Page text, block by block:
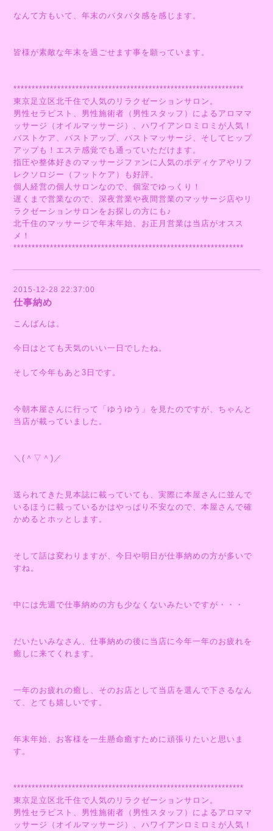
なんて方もいて、年末のバタバタ感を感じます。
皆様が素敵な年末を過ごせます事を願っています。
***************************************************************
東京足立区北千住で人気のリラクゼーションサロン。
男性セラピスト、男性施術者（男性スタッフ）によるアロママ
ッサージ（オイルマッサージ）、ハワイアンロミロミが人気！
バストケア、バストアップ、バストマッサージ、そしてヒップ
アップも！エステ感覚でも通っていただけます。
指圧や整体好きのマッサージファンに人気のボディケアやリフ
レクソロジー（フットケア）も好評。
個人経営の個人サロンなので、個室でゆっくり！
遅くまで営業なので、深夜営業や夜間営業のマッサージ店やリ
ラクゼーションサロンをお探しの方にも♪
北千住のマッサージで年末年始、お正月営業は当店がオスス
メ！
***************************************************************
2015-12-28 22:37:00
仕事納め
こんばんは。
今日はとても天気のいい一日でしたね。
そして今年もあと3日です。
今朝本屋さんに行って「ゆうゆう」を見たのですが、ちゃんと
当店が載っていました。
＼(＾▽＾)／
送られてきた見本誌に載っていても、実際に本屋さんに並んで
いるほうに載っているかはやっぱり不安なので、本屋さんで確
かめるとホッとします。
そして話は変わりますが、今日や明日が仕事納めの方が多いで
すね。
中には先週で仕事納めの方も少なくないみたいですが・・・
だいたいみなさん、仕事納めの後に当店に今年一年のお疲れを
癒しに来てくれます。
一年のお疲れの癒し、そのお店として当店を選んで下さるなん
て、とても嬉しいです。
年末年始、お客様を一生懸命癒すために頑張りたいと思いま
す。
***************************************************************
東京足立区北千住で人気のリラクゼーションサロン。
男性セラピスト、男性施術者（男性スタッフ）によるアロママ
ッサージ（オイルマッサージ）、ハワイアンロミロミが人気！